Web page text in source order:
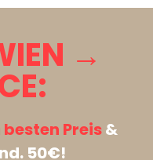
→
besten Preis&
50€!